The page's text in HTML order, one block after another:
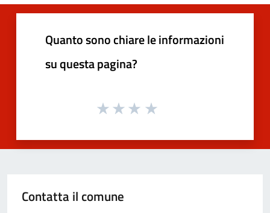
Quanto sono chiare le informazioni
su questa pagina?
Contatta il comune